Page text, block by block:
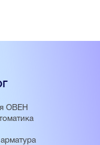
ОВЕН